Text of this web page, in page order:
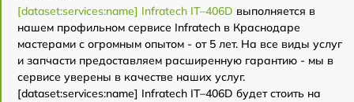
[dataset:services:name] Infratech IT–406D выполняется в
нашем профильном сервисе Infratech в Краснодаре
мастерами с огромным опытом - от 5 лет. На все виды услуг
и запчасти предоставляем расширенную гарантию - мы в
сервисе уверены в качестве наших услуг.
[dataset:services:name] Infratech IT–406D будет стоить на